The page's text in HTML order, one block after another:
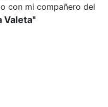
con mi compañero del
Valeta"